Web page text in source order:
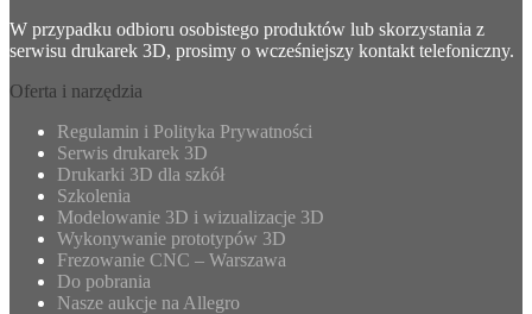
W przypadku odbioru osobistego produktów lub skorzystania z
serwisu drukarek 3D, prosimy o wcześniejszy kontakt telefoniczny.
Oferta i narzędzia
Regulamin i Polityka Prywatności
Serwis drukarek 3D
Drukarki 3D dla szkół
Szkolenia
Modelowanie 3D i wizualizacje 3D
Wykonywanie prototypów 3D
Frezowanie CNC – Warszawa
Do pobrania
Nasze aukcje na Allegro